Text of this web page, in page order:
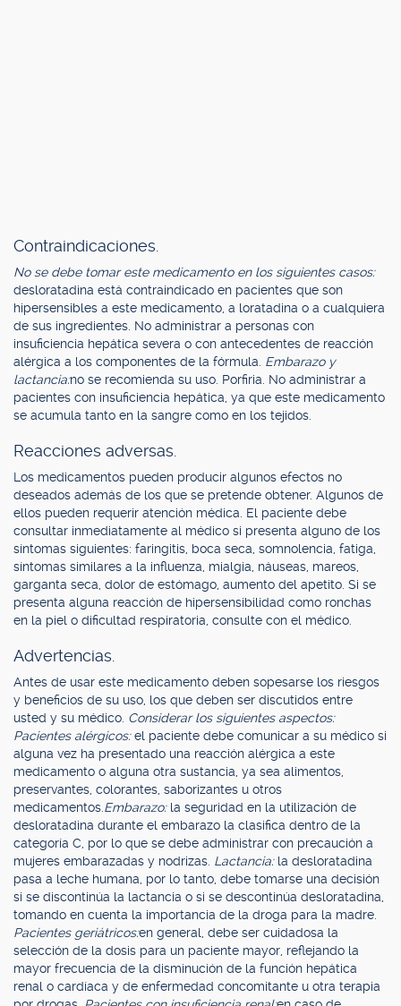
Contraindicaciones.
No se debe tomar este medicamento en los siguientes casos:
desloratadina está contraindicado en pacientes que son
hipersensibles a este medicamento, a loratadina o a cualquiera
de sus ingredientes. No administrar a personas con
insuficiencia hepática severa o con antecedentes de reacción
alérgica a los componentes de la fórmula. Embarazo y
lactancia:no se recomienda su uso. Porfiria. No administrar a
pacientes con insuficiencia hepática, ya que este medicamento
se acumula tanto en la sangre como en los tejidos.
Reacciones adversas.
Los medicamentos pueden producir algunos efectos no
deseados además de los que se pretende obtener. Algunos de
ellos pueden requerir atención médica. El paciente debe
consultar inmediatamente al médico si presenta alguno de los
síntomas siguientes: faringitis, boca seca, somnolencia, fatiga,
síntomas similares a la influenza, mialgia, náuseas, mareos,
garganta seca, dolor de estómago, aumento del apetito. Si se
presenta alguna reacción de hipersensibilidad como ronchas
en la piel o dificultad respiratoria, consulte con el médico.
Advertencias.
Antes de usar este medicamento deben sopesarse los riesgos
y beneficios de su uso, los que deben ser discutidos entre
usted y su médico. Considerar los siguientes aspectos:
Pacientes alérgicos:el paciente debe comunicar a su médico si
alguna vez ha presentado una reacción alérgica a este
medicamento o alguna otra sustancia, ya sea alimentos,
preservantes, colorantes, saborizantes u otros
medicamentos. Embarazo: la seguridad en la utilización de
desloratadina durante el embarazo la clasifica dentro de la
categoría C, por lo que se debe administrar con precaución a
mujeres embarazadas y nodrizas. Lactancia: la desloratadina
pasa a leche humana, por lo tanto, debe tomarse una decisión
si se discontinúa la lactancia o si se descontinúa desloratadina,
tomando en cuenta la importancia de la droga para la madre.
Pacientes geriátricos:en general, debe ser cuidadosa la
selección de la dosis para un paciente mayor, reflejando la
mayor frecuencia de la disminución de la función hepática
renal o cardíaca y de enfermedad concomitante u otra terapia